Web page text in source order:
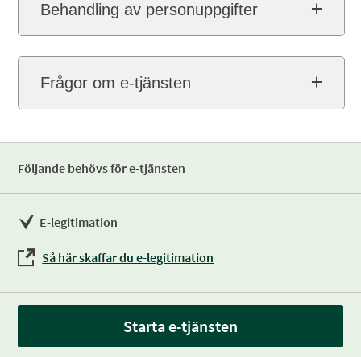
Behandling av personuppgifter
Frågor om e-tjänsten
Följande behövs för e-tjänsten
E-legitimation
Så här skaffar du e-legitimation
Starta e-tjänsten